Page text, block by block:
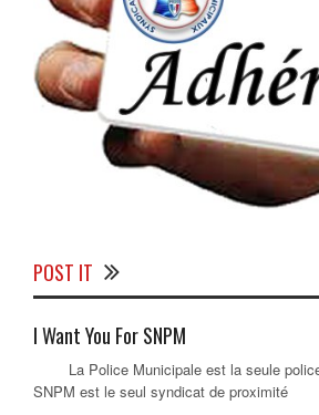
POST IT
I Want You For SNPM
La Police Municipale est la seule
SNPM est le seul syndicat de proximité